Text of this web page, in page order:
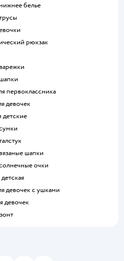
нижнее белье
рюкзак
первоклассника
девочек
детские
шапки
солнечные очки
детская
девочек с ушками
девочек